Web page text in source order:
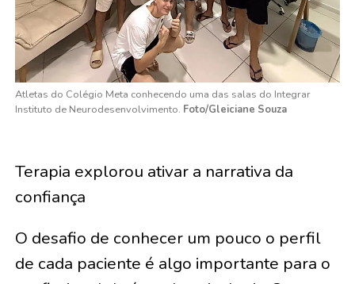
Atletas do Colégio Meta conhecendo uma das salas do Integrar
Instituto de Neurodesenvolvimento. Foto/Gleiciane Souza
Terapia explorou ativar a narrativa da
confiança
O desafio de conhecer um pouco o perfil
de cada paciente é algo importante para o